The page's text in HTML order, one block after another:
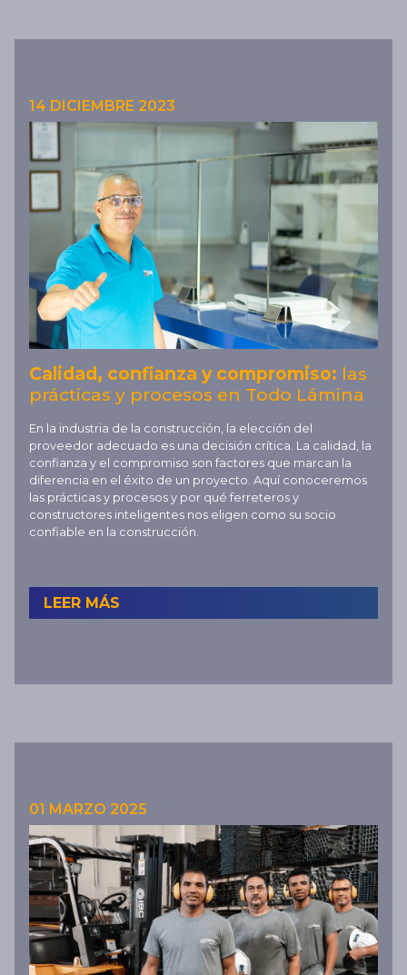
14 DICIEMBRE 2023
Calidad, confianza y compromiso: las
prácticas y procesos en Todo Lámina
En la industria de la construcción, la elección del
proveedor adecuado es una decisión crítica. La calidad, la
confianza y el compromiso son factores que marcan la
diferencia en el éxito de un proyecto. Aquí conoceremos
las prácticas y procesos y por qué ferreteros y
constructores inteligentes nos eligen como su socio
confiable en la construcción.
LEER MÁS
01 MARZO 2025